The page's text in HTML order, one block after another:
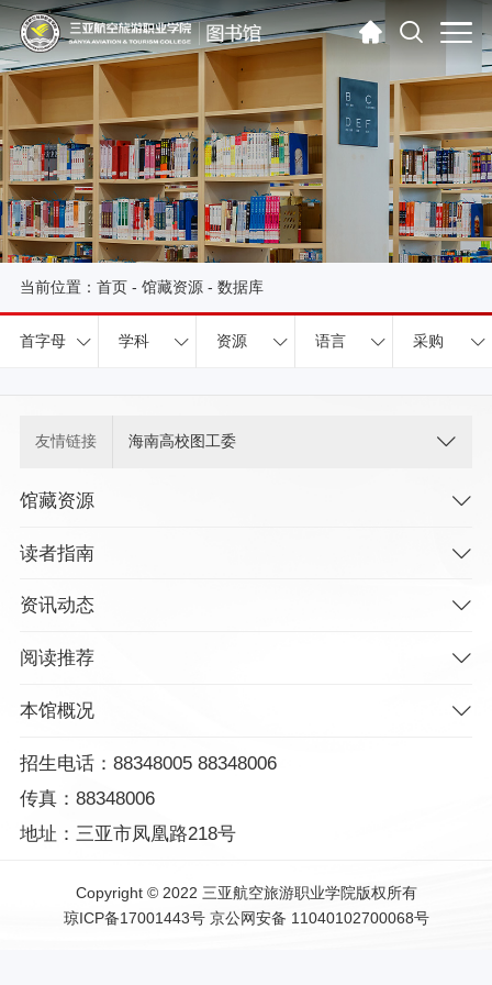
当前位置： 首页- 馆藏资源- 数据库
首字母 学科 资源 语言 采购
友情链接 海南高校图工委
馆藏资源
读者指南
资讯动态
阅读推荐
本馆概况
招生电话：88348005 88348006
传真：88348006
地址：三亚市凤凰路218号
Copyright © 2022 三亚航空旅游职业学院版权所有
琼ICP备17001443号 京公网安备 11040102700068号